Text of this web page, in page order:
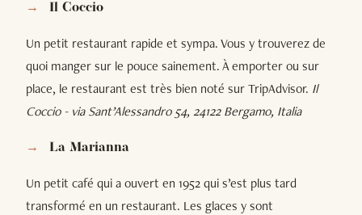
Il Coccio
Un petit restaurant rapide et sympa. Vous y trouverez de
quoi manger sur le pouce sainement. À emporter ou sur
place, le restaurant est très bien noté sur TripAdvisor. Il
Coccio - via Sant’Alessandro 54, 24122 Bergamo, Italia
La Marianna
Un petit café qui a ouvert en 1952 qui s’est plus tard
transformé en un restaurant. Les glaces y sont